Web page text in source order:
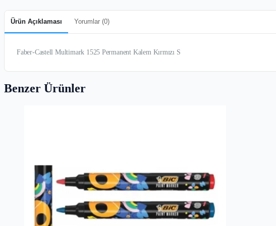
Ürün Açıklaması Yorumlar (0)
Faber-Castell Multimark 1525 Permanent Kalem Kırmızı S
Benzer Ürünler